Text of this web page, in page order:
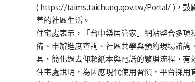
(https://taims.taichung.gov.tw/Portal/ )，鼓
善的社區生活。
住宅處表示，「台中樂居管家」網站整合多
備、申辦進度查詢、社區共學與預約現場諮
具，簡化過去仰賴紙本與電話的繁瑣流程，有
住宅處說明，為因應現代使用習慣，平台採